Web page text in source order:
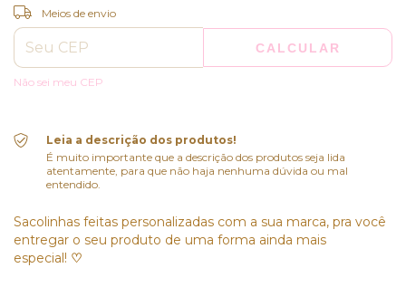
Entregas para o CEP:
Meios de envio
CALCULAR
Não sei meu CEP
Leia a descrição dos produtos!
É muito importante que a descrição dos produtos seja lida
atentamente, para que não haja nenhuma dúvida ou mal
entendido.
Sacolinhas feitas personalizadas com a sua marca, pra você
entregar o seu produto de uma forma ainda mais
especial! ♡